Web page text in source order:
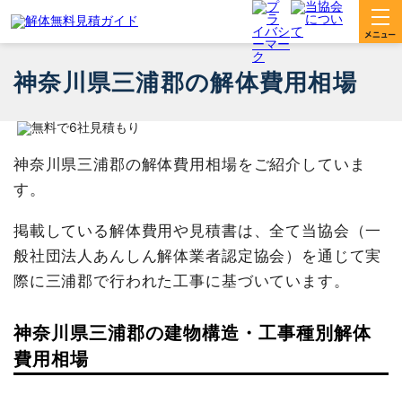
神奈川県三浦郡の解体費用相場
神奈川県三浦郡の解体費用相場をご紹介していま
す。
掲載している解体費用や見積書は、全て当協会（一
般社団法人あんしん解体業者認定協会）を通じて実
際に三浦郡で行われた工事に基づいています。
神奈川県三浦郡の建物構造・工事種別解体
費用相場